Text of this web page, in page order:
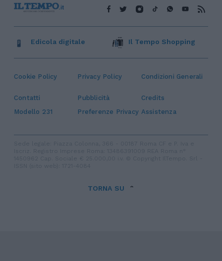
Cookie Policy Privacy Policy Condizioni Generali
Contatti Pubblicità
Credits
Modello 231
Preferenze Privacy Assistenza
Edicola digitale Il Tempo Shopping
TORNA SU